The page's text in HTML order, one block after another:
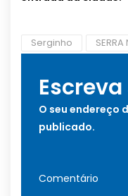
Serginho SERRA
O seu endereço
publicado.
Comentário